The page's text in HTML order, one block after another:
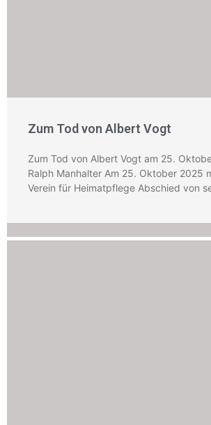
Zum Tod von Albert Vogt
Zum Tod von Albert Vogt am 25.
Ralph Manhalter Am 25. Oktober 2025
Verein für Heimatpflege Abschied von